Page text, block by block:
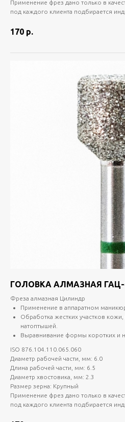
Применение фрез дано только в
под каждого клиента подбирается
170 р.
ГОЛОВКА АЛМАЗНАЯ ГАЦ-
Фреза алмазная Цилиндр
Применение в аппаратном
Обработка жестких участков
натоптышей.
Выравнивание формы коротких и
ISO 876.104.110.065.060
Диаметр рабочей части, мм: 6.0
Длина рабочей части, мм: 6.5
Диаметр хвостовика, мм: 2.3
Размер зерна: Крупный
Применение фрез дано только в
под каждого клиента подбирается